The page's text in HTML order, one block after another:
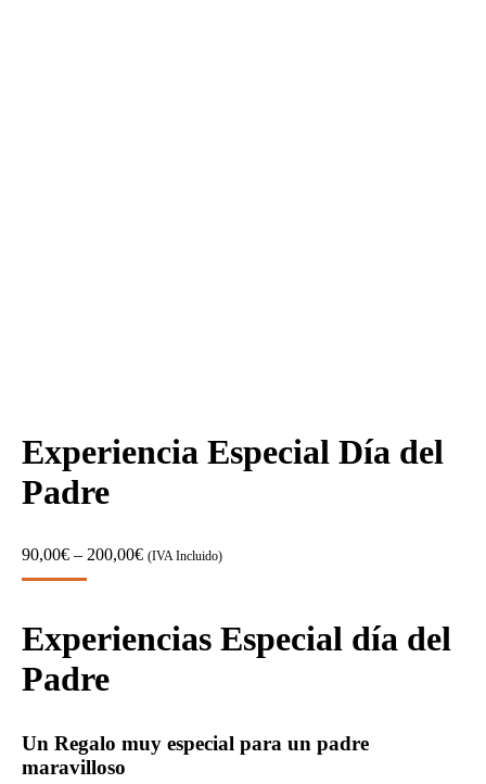
Experiencia Especial Día del
Padre
90,00€ – 200,00€ (IVA Incluido)
Experiencias Especial día del
Padre
Un Regalo muy especial para un padre
maravilloso